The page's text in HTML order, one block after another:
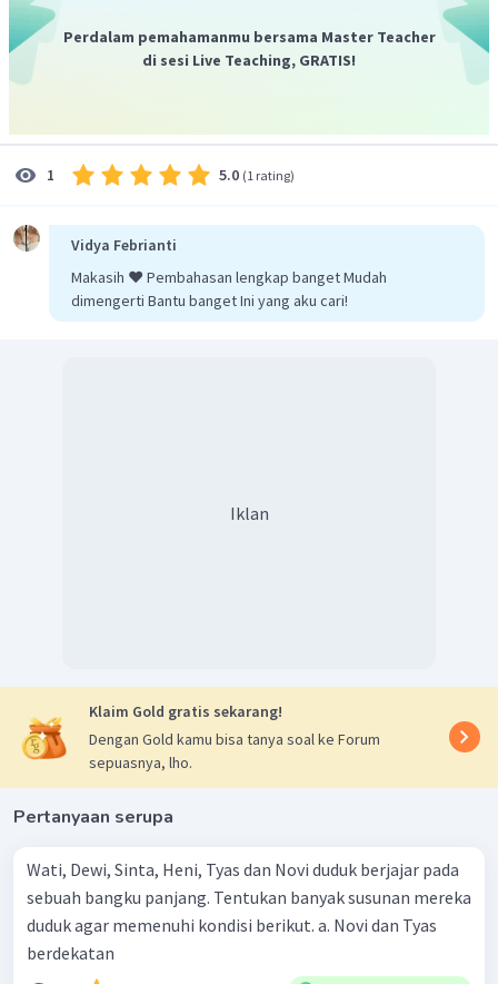
Perdalam pemahamanmu bersama Master Teacher
di sesi Live Teaching, GRATIS!
1 5.0 (1 rating)
Vidya Febrianti
Makasih ❤️ Pembahasan lengkap banget Mudah
dimengerti Bantu banget Ini yang aku cari!
Iklan
Klaim Gold gratis sekarang!
Dengan Gold kamu bisa tanya soal ke Forum
sepuasnya, lho.
Pertanyaan serupa
Wati, Dewi, Sinta, Heni, Tyas dan Novi duduk berjajar pada
sebuah bangku panjang. Tentukan banyak susunan mereka
duduk agar memenuhi kondisi berikut. a. Novi dan Tyas
berdekatan